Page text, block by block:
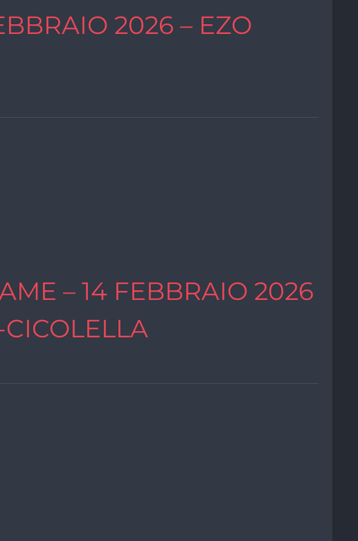
2026 – EZO
– 14 FEBBRAIO 2026